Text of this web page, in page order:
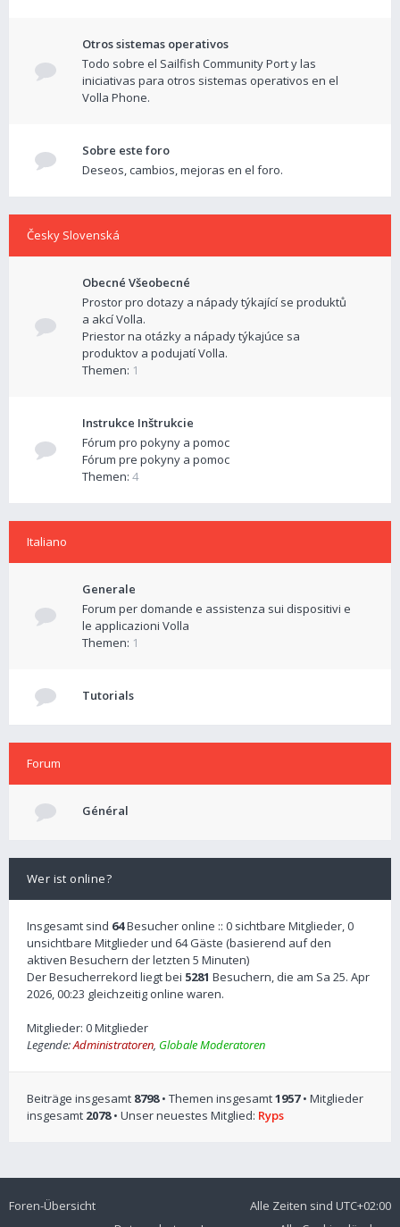
Otros sistemas operativos
Todo sobre el Sailfish Community Port y las
iniciativas para otros sistemas operativos en el
Volla Phone.
Sobre este foro
Deseos, cambios, mejoras en el foro.
Česky Slovenská
Obecné Všeobecné
Prostor pro dotazy a nápady týkající se produktů
a akcí Volla.
Priestor na otázky a nápady týkajúce sa
produktov a podujatí Volla.
Themen: 1
Instrukce Inštrukcie
Fórum pro pokyny a pomoc
Fórum pre pokyny a pomoc
Themen: 4
Italiano
Generale
Forum per domande e assistenza sui dispositivi e
le applicazioni Volla
Themen: 1
Tutorials
Forum
Général
Wer ist online?
Insgesamt sind 64Besucher online :: 0 sichtbare Mitglieder, 0
unsichtbare Mitglieder und 64 Gäste (basierend auf den
aktiven Besuchern der letzten 5 Minuten)
Der Besucherrekord liegt bei 5281 Besuchern, die am Sa 25. Apr
2026, 00:23 gleichzeitig online waren.
Mitglieder: 0 Mitglieder
Legende:Administratoren, Globale Moderatoren
Beiträge insgesamt 8798• Themen insgesamt1957• Mitglieder
insgesamt 2078• Unser neuestes Mitglied: Ryps
Foren-Übersicht Alle Zeiten sind UTC+02:00